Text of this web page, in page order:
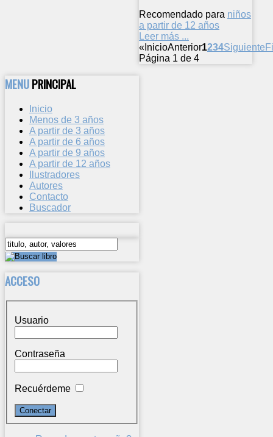
Recomendado para niños
a partir de 12 años
Leer más ...
« InicioAnterior1234Siguiente
Página 1 de 4
MENUPRINCIPAL
Inicio
Menos de 3 años
A partir de 3 años
A partir de 6 años
A partir de 9 años
A partir de 12 años
Ilustradores
Autores
Contacto
Buscador
ACCESO
Usuario
Contraseña
Recuérdeme